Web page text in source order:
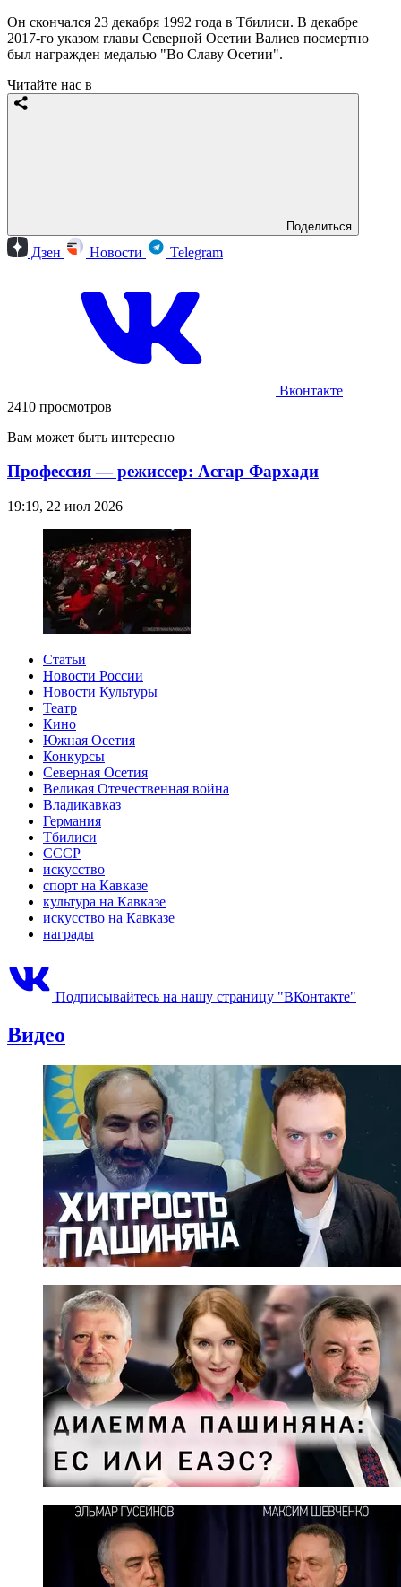
Он скончался 23 декабря 1992 года в Тбилиси. В декабре
2017-го указом главы Северной Осетии Валиев посмертно
был награжден медалью "Во Славу Осетии".
Читайте нас в
Поделиться
Дзен Новости Telegram
Вконтакте
2410 просмотров
Вам может быть интересно
Профессия — режиссер: Асгар Фархади
19:19, 22 июл 2026
Статьи
Новости России
Новости Культуры
Театр
Кино
Южная Осетия
Конкурсы
Северная Осетия
Великая Отечественная война
Владикавказ
Германия
Тбилиси
СССР
искусство
спорт на Кавказе
культура на Кавказе
искусство на Кавказе
награды
Подписывайтесь на нашу страницу "ВКонтакте"
Видео